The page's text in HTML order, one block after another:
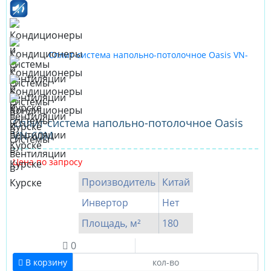
Сплит-система напольно-потолочное Oasis
VN-60M
Цена по запросу
Производитель Китай
Инвертор
Нет
Площадь, м²
180
0
В корзину